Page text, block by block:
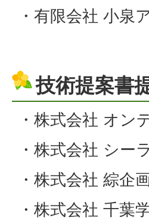
・有限会社 小泉
技術提案書
・株式会社 オン
・株式会社 シー
・株式会社 綜企
・株式会社 千葉